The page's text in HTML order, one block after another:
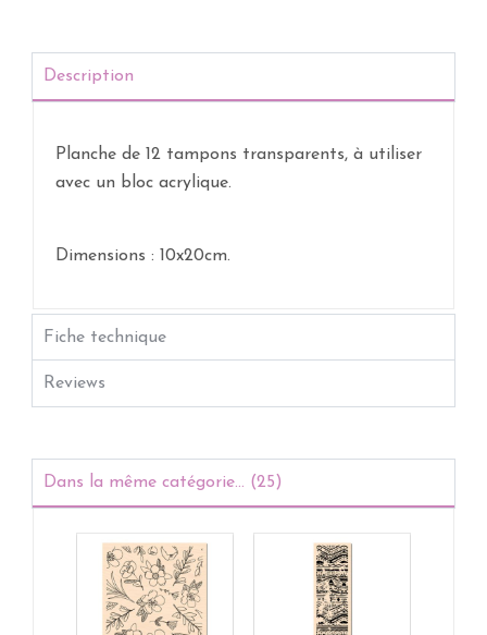
Description
Planche de 12 tampons transparents, à utiliser
avec un bloc acrylique.
Dimensions : 10x20cm.
Fiche technique
Reviews
Dans la même catégorie... (25)